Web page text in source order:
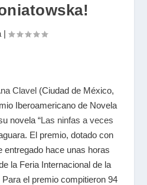
|
Clavel (Ciudad de México,
Iberoamericano de Novela
novela “Las ninfas a veces
El premio, dotado con
entregado hace unas horas
la Feria Internacional de la
el premio compitieron 94